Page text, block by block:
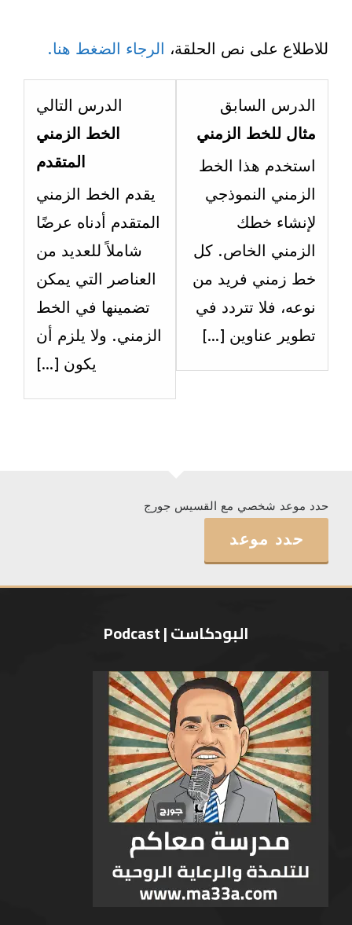
للاطلاع على نص الحلقة، الرجاء الضغط هنا.
الدرس السابق
مثال للخط الزمني
استخدم هذا الخط
الزمني النموذجي
لإنشاء خطك
الزمني الخاص. كل
خط زمني فريد من
نوعه، فلا تتردد في
تطوير عناوين […]
section
4: تاثير
الشخصية
وحديث
الدرس التالي
الخط الزمني
المتقدم
يقدم الخط الزمني
المتقدم أدناه عرضًا
شاملاً للعديد من
العناصر التي يمكن
تضمينها في الخط
الزمني. ولا يلزم أن
يكون […]
2
5:
حدد موعد شخصي مع القسيس جورج
حدد موعد
البودكاست | Podcast